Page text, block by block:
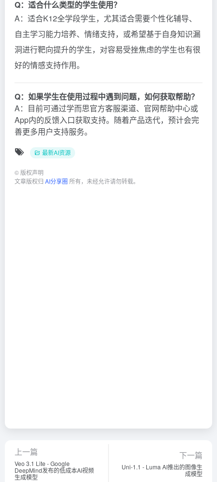
Q：适合什么类型的学生使用？
A：适合K12全学段学生，尤其适合需要个性化辅导、
自主学习能力培养、情绪支持，或希望基于自身知识漏
洞进行靶向提升的学生，对容易受挫焦虑的学生也有很
好的情感支持作用。
Q：如果学生在使用过程中遇到问题，如何获取帮助？
A：目前可通过学而思官方客服渠道、官网帮助中心或
App内的反馈入口获取支持。随着产品迭代，预计会完
善更多用户支持服务。
最新AI资源
© 版权声明
文章版权归 AI分享圈 所有，未经允许请勿转载。
上一篇
Veo 3.1 Lite - Google
DeepMind发布的低成本AI视频
生成模型
下一篇
Uni-1.1 - Luma AI推出的图像生
成模型